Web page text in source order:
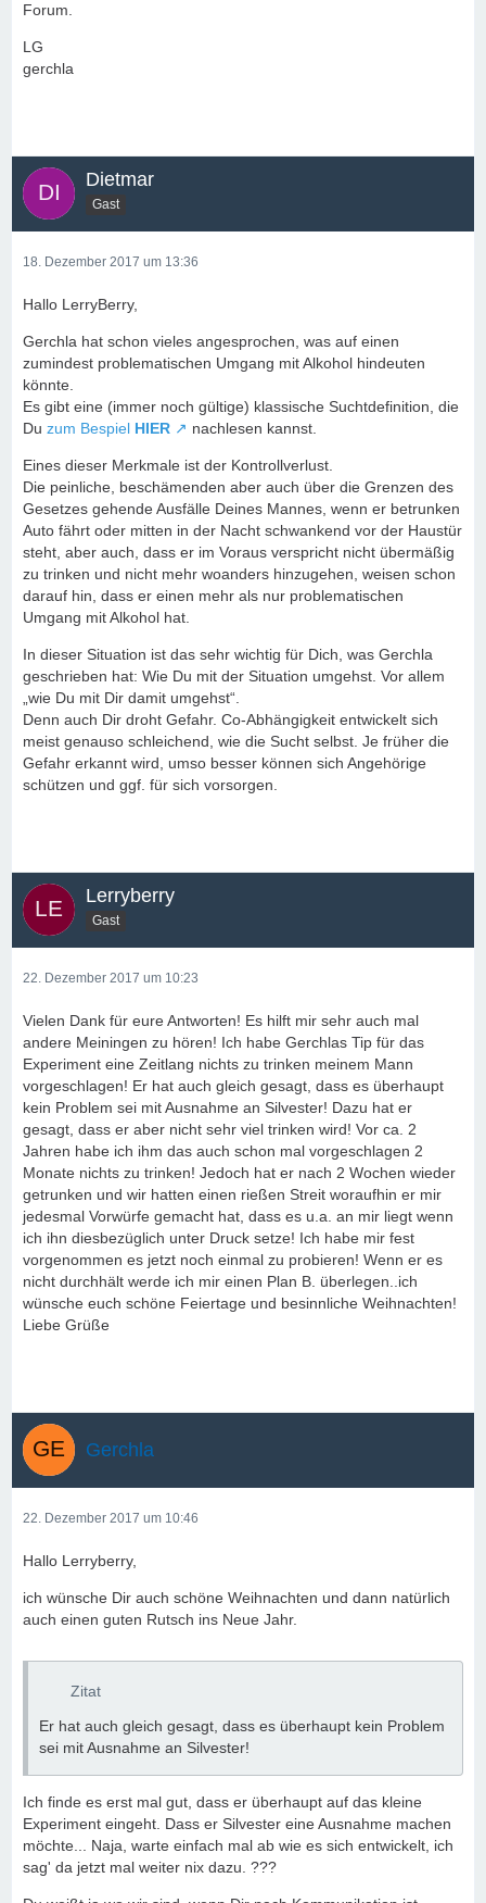
Forum.
LG
gerchla
Dietmar
Gast
18. Dezember 2017 um 13:36
Hallo LerryBerry,
Gerchla hat schon vieles angesprochen, was auf einen
zumindest problematischen Umgang mit Alkohol hindeuten
könnte.
Es gibt eine (immer noch gültige) klassische Suchtdefinition, die
Du zum Bespiel HIER nachlesen kannst.
Eines dieser Merkmale ist der Kontrollverlust.
Die peinliche, beschämenden aber auch über die Grenzen des
Gesetzes gehende Ausfälle Deines Mannes, wenn er betrunken
Auto fährt oder mitten in der Nacht schwankend vor der Haustür
steht, aber auch, dass er im Voraus verspricht nicht übermäßig
zu trinken und nicht mehr woanders hinzugehen, weisen schon
darauf hin, dass er einen mehr als nur problematischen
Umgang mit Alkohol hat.
In dieser Situation ist das sehr wichtig für Dich, was Gerchla
geschrieben hat: Wie Du mit der Situation umgehst. Vor allem
„wie Du mit Dir damit umgehst“.
Denn auch Dir droht Gefahr. Co-Abhängigkeit entwickelt sich
meist genauso schleichend, wie die Sucht selbst. Je früher die
Gefahr erkannt wird, umso besser können sich Angehörige
schützen und ggf. für sich vorsorgen.
Lerryberry
Gast
22. Dezember 2017 um 10:23
Vielen Dank für eure Antworten! Es hilft mir sehr auch mal
andere Meiningen zu hören! Ich habe Gerchlas Tip für das
Experiment eine Zeitlang nichts zu trinken meinem Mann
vorgeschlagen! Er hat auch gleich gesagt, dass es überhaupt
kein Problem sei mit Ausnahme an Silvester! Dazu hat er
gesagt, dass er aber nicht sehr viel trinken wird! Vor ca. 2
Jahren habe ich ihm das auch schon mal vorgeschlagen 2
Monate nichts zu trinken! Jedoch hat er nach 2 Wochen wieder
getrunken und wir hatten einen rießen Streit woraufhin er mir
jedesmal Vorwürfe gemacht hat, dass es u.a. an mir liegt wenn
ich ihn diesbezüglich unter Druck setze! Ich habe mir fest
vorgenommen es jetzt noch einmal zu probieren! Wenn er es
nicht durchhält werde ich mir einen Plan B. überlegen..ich
wünsche euch schöne Feiertage und besinnliche Weihnachten!
Liebe Grüße
Gerchla
22. Dezember 2017 um 10:46
Hallo Lerryberry,
ich wünsche Dir auch schöne Weihnachten und dann natürlich
auch einen guten Rutsch ins Neue Jahr.
Zitat
Er hat auch gleich gesagt, dass es überhaupt kein Problem
sei mit Ausnahme an Silvester!
Ich finde es erst mal gut, dass er überhaupt auf das kleine
Experiment eingeht. Dass er Silvester eine Ausnahme machen
möchte... Naja, warte einfach mal ab wie es sich entwickelt, ich
sag' da jetzt mal weiter nix dazu. ???